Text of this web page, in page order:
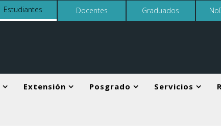
Estudiantes Docentes Graduados
Extensión Posgrado Servicios